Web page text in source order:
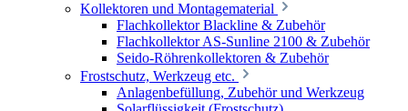
Kollektoren und Montagematerial
Flachkollektor Blackline & Zubehör
Flachkollektor AS-Sunline 2100 & Zubehör
Seido-Röhrenkollektoren & Zubehör
Frostschutz, Werkzeug etc.
Anlagenbefüllung, Zubehör und Werkzeug